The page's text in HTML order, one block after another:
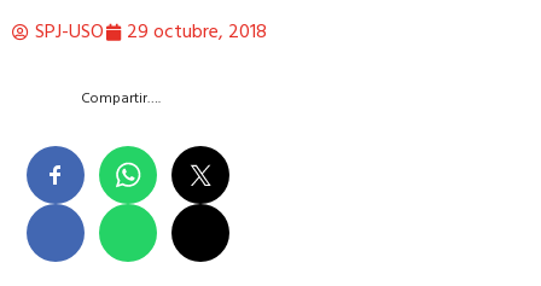
SPJ-USO 29 octubre, 2018
Compartir….